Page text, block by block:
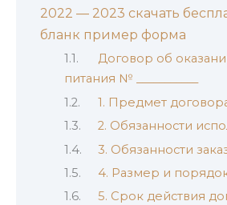
2022 — 2023 скачать
бланк пример форма
Договор об
питания № ___________
1. Предмет
2. Обязанности
3. Обязанности
4. Размер и
5. Срок действия